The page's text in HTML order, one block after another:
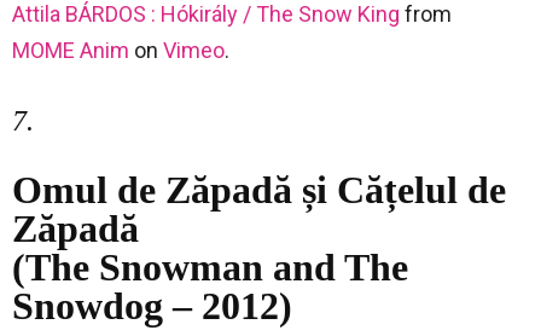
Attila BÁRDOS : Hókirály / The Snow King from
MOME Anim on Vimeo.
7.
Omul de Zăpadă și Cățelul de
Zăpadă
(The Snowman and The
Snowdog – 2012)